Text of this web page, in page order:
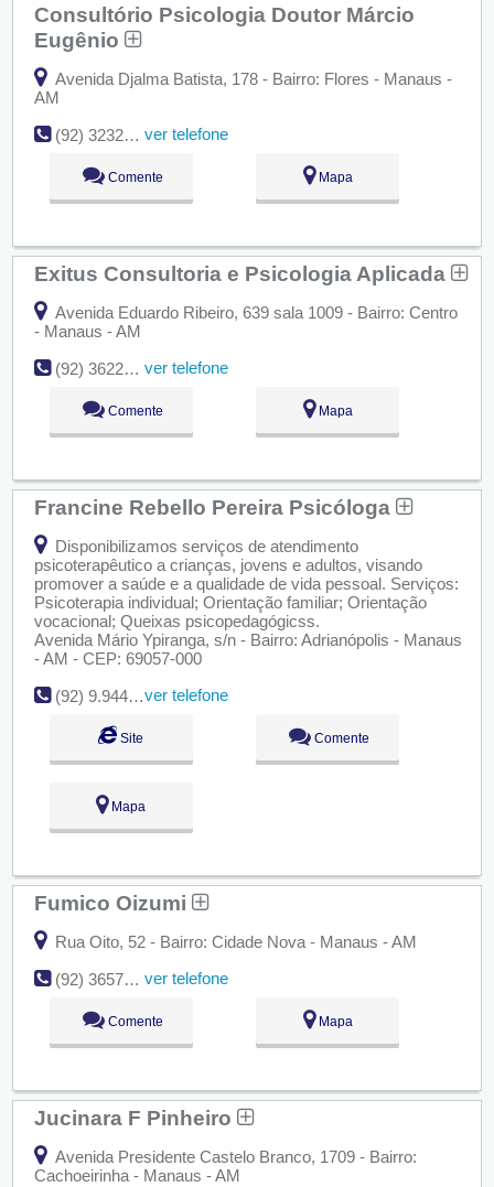
Consultório Psicologia Doutor Márcio
Eugênio
Avenida Djalma Batista, 178 - Bairro: Flores - Manaus -
AM
(92) 3232-4660
ver telefone
Comente Mapa
Exitus Consultoria e Psicologia Aplicada
Avenida Eduardo Ribeiro, 639 sala 1009 - Bairro: Centro
- Manaus - AM
(92) 3622-6580
ver telefone
Comente Mapa
Francine Rebello Pereira Psicóloga
Disponibilizamos serviços de atendimento
psicoterapêutico a crianças, jovens e adultos, visando
promover a saúde e a qualidade de vida pessoal. Serviços:
Psicoterapia individual; Orientação familiar; Orientação
vocacional; Queixas psicopedagógicss.
Avenida Mário Ypiranga, s/n - Bairro: Adrianópolis - Manaus
- AM - CEP: 69057-000
(92) 9.9449-3407 / 9.8272-7182
ver telefone
Site Comente
Mapa
Fumico Oizumi
Rua Oito, 52 - Bairro: Cidade Nova - Manaus - AM
(92) 3657-5932
ver telefone
Comente Mapa
Jucinara F Pinheiro
Avenida Presidente Castelo Branco, 1709 - Bairro:
Cachoeirinha - Manaus - AM